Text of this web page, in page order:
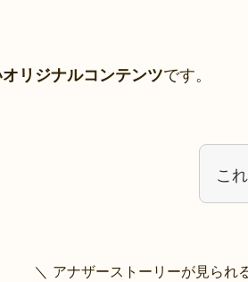
リジナルコンテンツです。
こ
＼ アナザーストーリーが見られ